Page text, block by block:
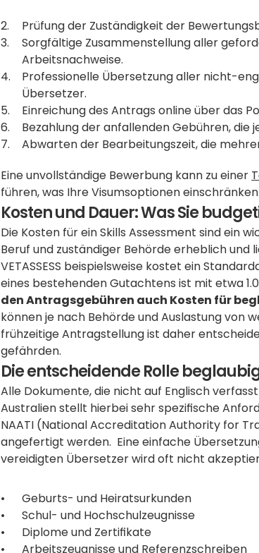
Prüfung der Zuständigkeit der
Sorgfältige Zusammenstellung aller
Arbeitsnachweise.
Professionelle Übersetzung aller nicht-
Übersetzer.
Einreichung des Antrags online über das
Bezahlung der anfallenden Gebühren, die
Abwarten der Bearbeitungszeit, die
Eine unvollständige Bewerbung kann zu einer
führen, was Ihre Visumsoptionen
Kosten und Dauer: Was Sie
Die Kosten für ein Skills Assessment sind ein
Beruf und zuständiger Behörde erheblich und
VETASSESS beispielsweise kostet ein
eines bestehenden Gutachtens ist mit etwa
den Antragsgebühren auch Kosten für
können je nach Behörde und Auslastung von
frühzeitige Antragstellung ist daher
gefährden.
Die entscheidende Rolle
Alle Dokumente, die nicht auf Englisch
Australien stellt hierbei sehr spezifische
NAATI (National Accreditation Authority for
angefertigt werden.  Eine einfache
vereidigten Übersetzer wird oft nicht
Geburts- und Heiratsurkunden
Schul- und Hochschulzeugnisse
Diplome und Zertifikate
Arbeitszeugnisse und Referenzschreiben